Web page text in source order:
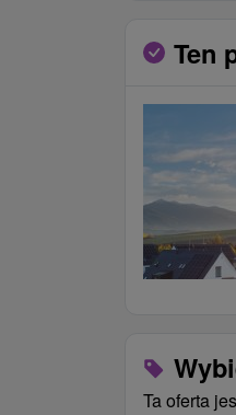
Ten
Ta oferta